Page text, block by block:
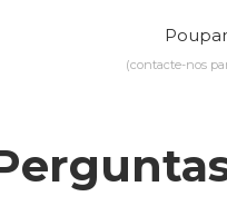
(contacte-nos